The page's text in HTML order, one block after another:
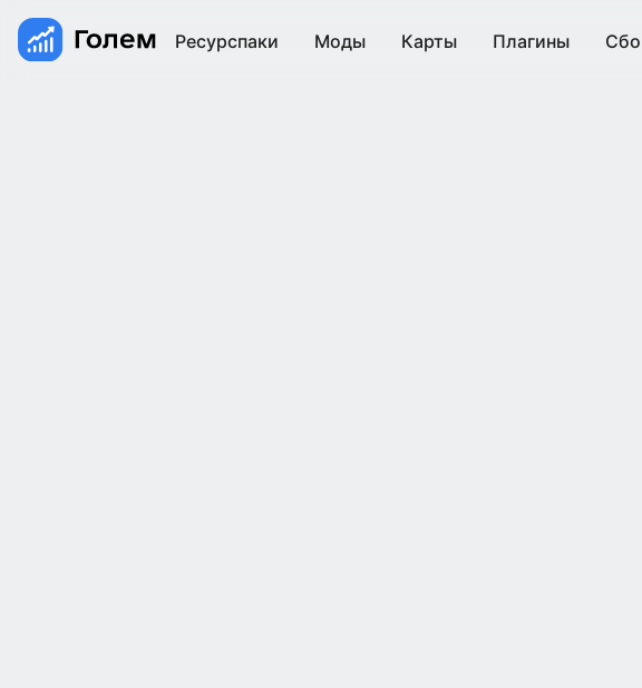
Ресурспаки Моды Карты Плагины